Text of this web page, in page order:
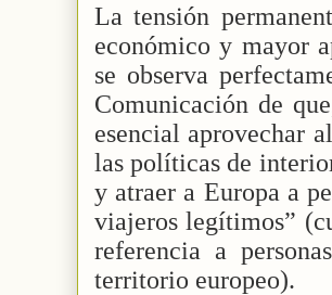
La tensión
económico y mayor
se observa
Comunicación de
esencial aprovechar
las políticas de
y atraer a Europa a
viajeros legítimos”
referencia a
territorio europeo).